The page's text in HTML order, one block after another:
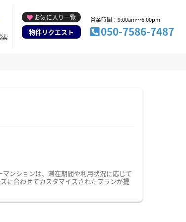
索
お気に入り一覧
物件リクエスト
営業時間：9:00am～6:00pm
050-7586-7487
ンションは、滞在期間や利用状況に応じて
に合わせてカスタマイズされたプランが提